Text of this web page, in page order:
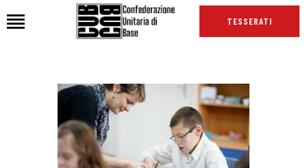
TESSERATI
HOME
CHI SIAMO
SEDI
NEWS